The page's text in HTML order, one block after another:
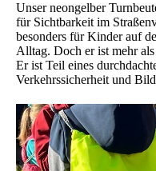
Unser neongelber
für Sichtbarkeit im
besonders für Kinder auf
Alltag. Doch er ist mehr
Er ist Teil eines
Verkehrssicherheit und